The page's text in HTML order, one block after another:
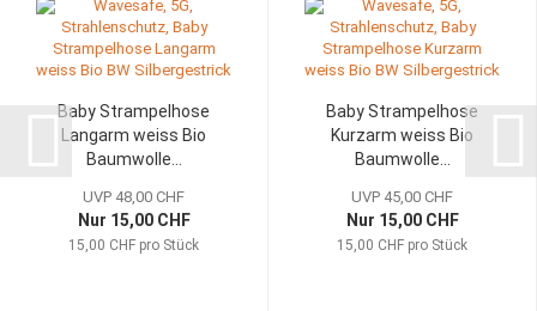
Baby Strampelhose
Langarm weiss Bio
Baumwolle...
UVP 48,00 CHF
Nur 15,00 CHF
15,00 CHF pro Stück
Baby Strampelhose
Kurzarm weiss Bio
Baumwolle...
UVP 45,00 CHF
Nur 15,00 CHF
15,00 CHF pro Stück